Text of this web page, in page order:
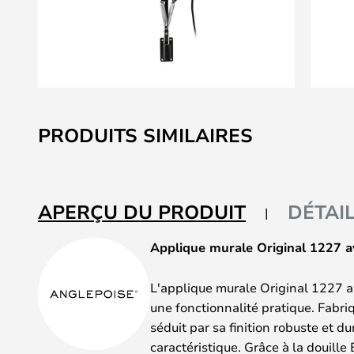
to
the
the
images
PRODUITS SIMILAIRES
APERÇU DU PRODUIT
Applique murale Original 1227
L'applique murale Original 1227
une fonctionnalité pratique.
séduit par sa finition robuste et
caractéristique. Grâce à la